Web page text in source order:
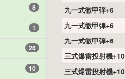
8
1
26
10
九一式徹甲弾+6
九一式徹甲弾+6
九一式徹甲弾+6
三式爆雷投射機+10
三式爆雷投射機+10